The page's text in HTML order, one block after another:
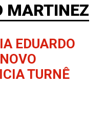
MARTINEZ
EDUARDO
TURNÊ